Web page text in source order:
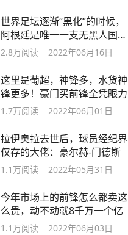
世界足坛逐渐“黑化”的时候，
阿根廷是唯一一支无黑人国脚
的球队
2.8万阅读 2022年06月16日
这里是葡超，神锋多，水货神
锋更多！豪门买前锋全凭眼力
1.7万阅读 2022年06月01日
拉伊奥拉去世后，球员经纪界
仅存的大佬：豪尔赫-门德斯
1.1万阅读 2022年05月31日
今年市场上的前锋怎么都卖这
么贵，动不动就8千万一个亿
1.1万阅读 2022年06月03日